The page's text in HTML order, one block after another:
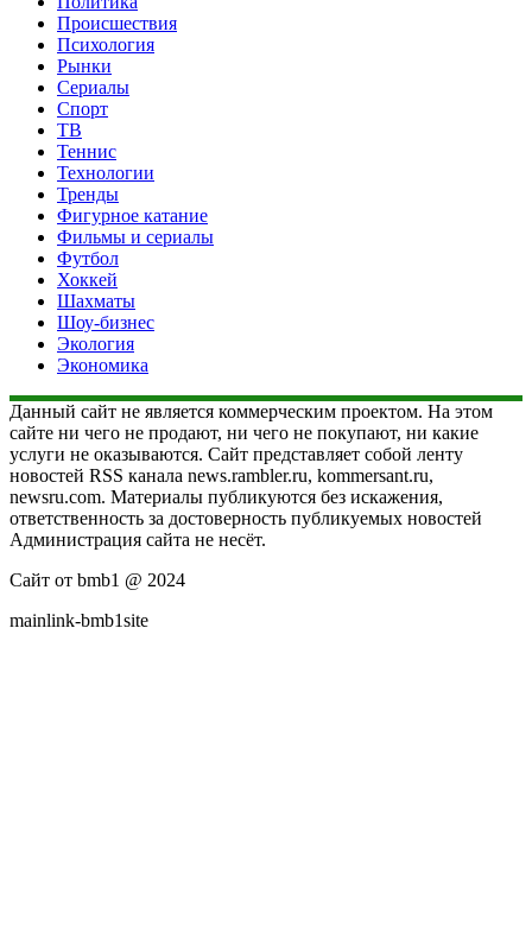
Происшествия
Психология
Рынки
Сериалы
Спорт
ТВ
Теннис
Технологии
Тренды
Фигурное катание
Фильмы и сериалы
Футбол
Хоккей
Шахматы
Шоу-бизнес
Экология
Экономика
Данный сайт не является коммерческим проектом. На этом
сайте ни чего не продают, ни чего не покупают, ни какие
услуги не оказываются. Сайт представляет собой ленту
новостей RSS канала news.rambler.ru, kommersant.ru,
newsru.com. Материалы публикуются без искажения,
ответственность за достоверность публикуемых новостей
Администрация сайта не несёт.
Сайт от bmb1 @ 2024
mainlink-bmb1site